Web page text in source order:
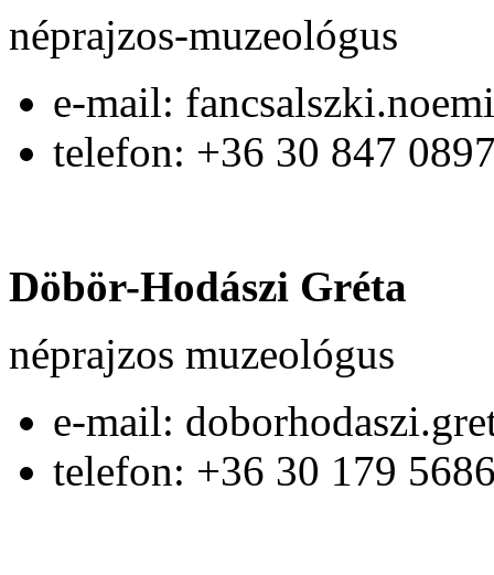
néprajzos-muzeológus
e-mail:
telefon: +36 30 847
Döbör-Hodászi Gréta
néprajzos muzeológus
e-mail:
telefon: +36 30 179